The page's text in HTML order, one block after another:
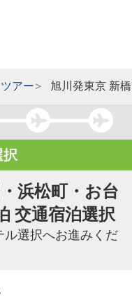
アー 旭川発東京 新
択
浜松町・お台
交通宿泊選択
選択へお進みくだ